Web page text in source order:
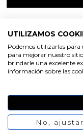
UTILIZAMOS
Podemos utilizarlas para
para mejorar nuestro
brindarle una excelente
información sobre las
No, ajustar